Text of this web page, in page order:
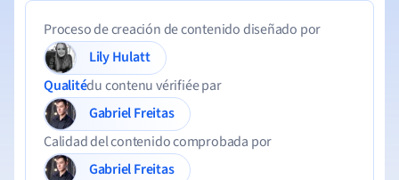
Proceso de creación de contenido diseñado por
Lily Hulatt
Qualitédu contenu vérifiée par
Gabriel Freitas
Calidad del contenido comprobada por
Gabriel Freitas